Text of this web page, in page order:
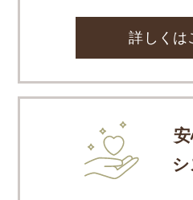
詳しくは